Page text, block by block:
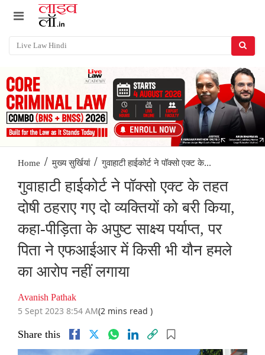
Home / मुख्य सुर्खियां / गुवाहाटी हाईकोर्ट ने पॉक्सो एक्ट के...
गुवाहाटी हाईकोर्ट ने पॉक्सो एक्ट के तहत
दोषी ठहराए गए दो व्यक्तियों को बरी किया,
कहा-पीड़िता के अपुष्ट साक्ष्य पर्याप्त, पर
पिता ने एफआईआर में किसी भी यौन हमले
का आरोप नहीं लगाया
Avanish Pathak
5 Sept 2023 8:54 AM(2 mins read )
Share this